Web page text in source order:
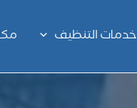
خدمات التنظيف